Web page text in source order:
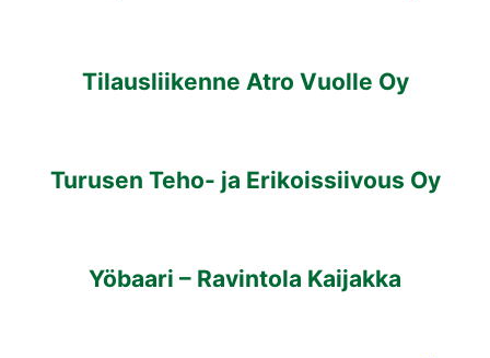
Tilausliikenne Atro Vuolle Oy
Turusen Teho- ja Erikoissiivous Oy
Yöbaari – Ravintola Kaijakka